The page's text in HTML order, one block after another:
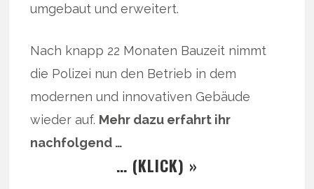
umgebaut und erweitert.
Nach knapp 22 Monaten Bauzeit nimmt
die Polizei nun den Betrieb in dem
modernen und innovativen Gebäude
wieder auf. Mehr dazu erfahrt ihr
nachfolgend …
… (KLICK) »